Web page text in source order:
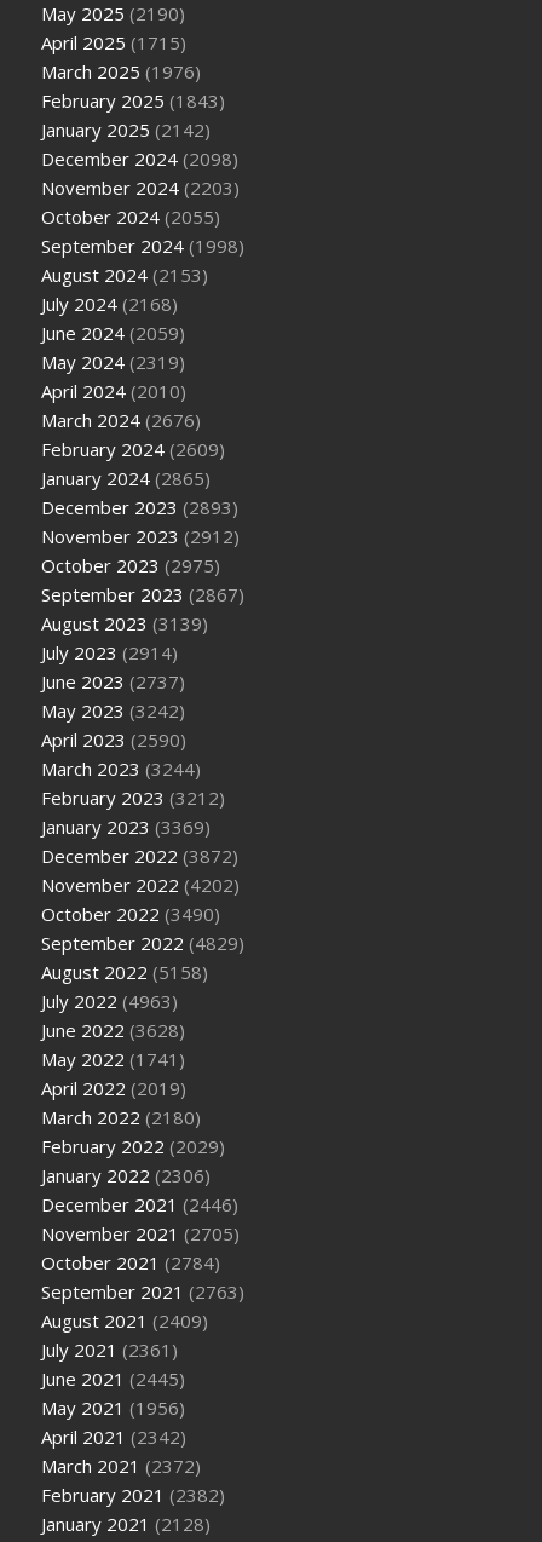
May 2025 (2190)
April 2025 (1715)
March 2025 (1976)
February 2025 (1843)
January 2025 (2142)
December 2024 (2098)
November 2024 (2203)
October 2024 (2055)
September 2024 (1998)
August 2024 (2153)
July 2024 (2168)
June 2024 (2059)
May 2024 (2319)
April 2024 (2010)
March 2024 (2676)
February 2024 (2609)
January 2024 (2865)
December 2023 (2893)
November 2023 (2912)
October 2023 (2975)
September 2023 (2867)
August 2023 (3139)
July 2023 (2914)
June 2023 (2737)
May 2023 (3242)
April 2023 (2590)
March 2023 (3244)
February 2023 (3212)
January 2023 (3369)
December 2022 (3872)
November 2022 (4202)
October 2022 (3490)
September 2022 (4829)
August 2022 (5158)
July 2022 (4963)
June 2022 (3628)
May 2022 (1741)
April 2022 (2019)
March 2022 (2180)
February 2022 (2029)
January 2022 (2306)
December 2021 (2446)
November 2021 (2705)
October 2021 (2784)
September 2021 (2763)
August 2021 (2409)
July 2021 (2361)
June 2021 (2445)
May 2021 (1956)
April 2021 (2342)
March 2021 (2372)
February 2021 (2382)
January 2021 (2128)